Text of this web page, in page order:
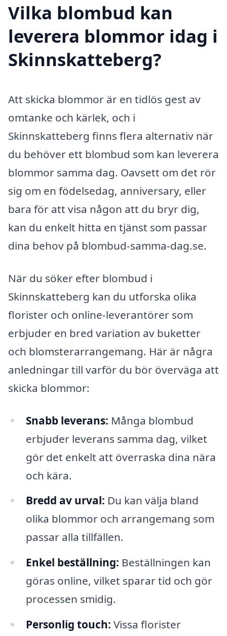
Vilka blombud kan
leverera blommor idag i
Skinnskatteberg?
Att skicka blommor är en tidlös gest av
omtanke och kärlek, och i
Skinnskatteberg finns flera alternativ när
du behöver ett blombud som kan leverera
blommor samma dag. Oavsett om det rör
sig om en födelsedag, anniversary, eller
bara för att visa någon att du bryr dig,
kan du enkelt hitta en tjänst som passar
dina behov på blombud-samma-dag.se.
När du söker efter blombud i
Skinnskatteberg kan du utforska olika
florister och online-leverantörer som
erbjuder en bred variation av buketter
och blomsterarrangemang. Här är några
anledningar till varför du bör överväga att
skicka blommor:
Snabb leverans: Många blombud
erbjuder leverans samma dag, vilket
gör det enkelt att överraska dina nära
och kära.
Bredd av urval: Du kan välja bland
olika blommor och arrangemang som
passar alla tillfällen.
Enkel beställning: Beställningen kan
göras online, vilket sparar tid och gör
processen smidig.
Personlig touch: Vissa florister